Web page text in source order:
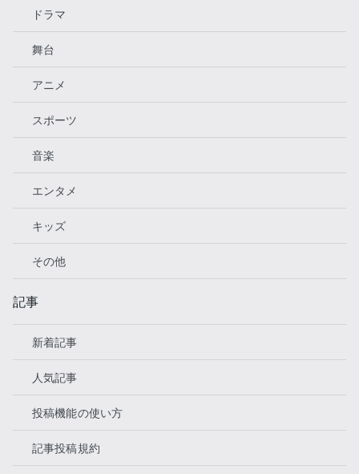
ドラマ
舞台
アニメ
スポーツ
音楽
エンタメ
キッズ
その他
記事
新着記事
人気記事
投稿機能の使い方
記事投稿規約